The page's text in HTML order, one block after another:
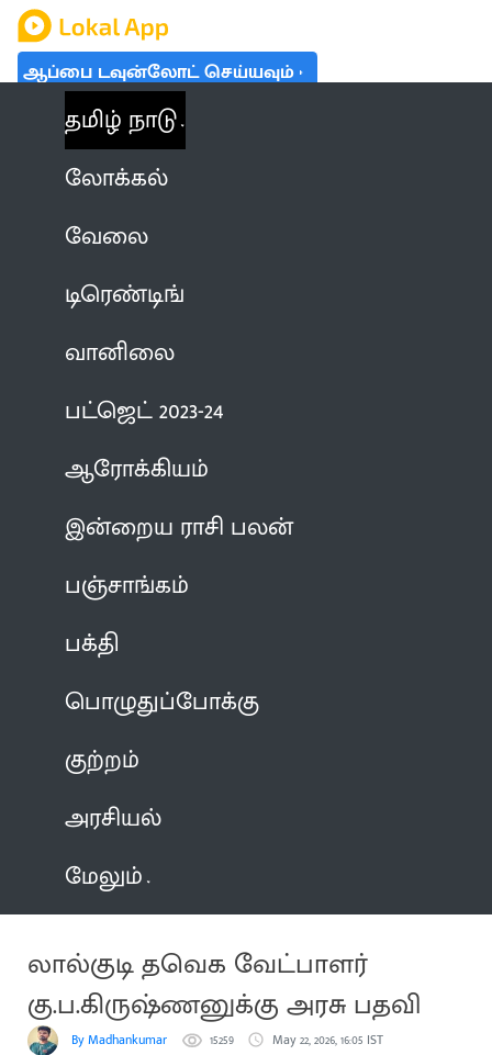
ஆப்பை டவுன்லோட் செய்யவும்
தமிழ் நாடு
லோக்கல்
வேலை
டிரெண்டிங்
வானிலை
பட்ஜெட் 2023-24
ஆரோக்கியம்
இன்றைய ராசி பலன்
பஞ்சாங்கம்
பக்தி
பொழுதுப்போக்கு
குற்றம்
அரசியல்
மேலும்
லால்குடி தவெக வேட்பாளர்
கு.ப.கிருஷ்ணனுக்கு அரசு பதவி
By Madhankumar 15259 May 22, 2026, 16:05 IST